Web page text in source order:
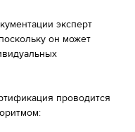
эксперт
он может
проводится